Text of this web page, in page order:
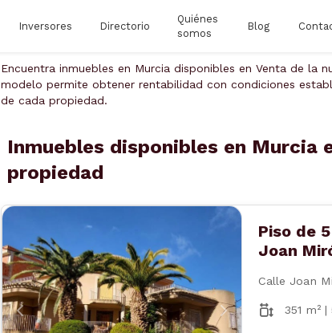
Inversores Directorio
Quiénes
somos
Blog
Encuentra inmuebles en Murcia disponibles en Venta de la
modelo permite obtener rentabilidad con condiciones
de cada propiedad.
Inmuebles disponibles en Murcia
propiedad
Anterior Siguiente
Piso de
Joan
Calle Joan
351 m²